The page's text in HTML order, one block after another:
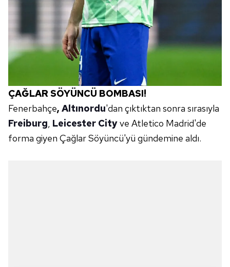
ÇAĞLAR SÖYÜNCÜ BOMBASI!
Fenerbahçe, Altınordu'dan çıktıktan sonra sırasıyla
Freiburg, Leicester Cityve Atletico Madrid'de
forma giyen Çağlar Söyüncü'yü gündemine aldı.